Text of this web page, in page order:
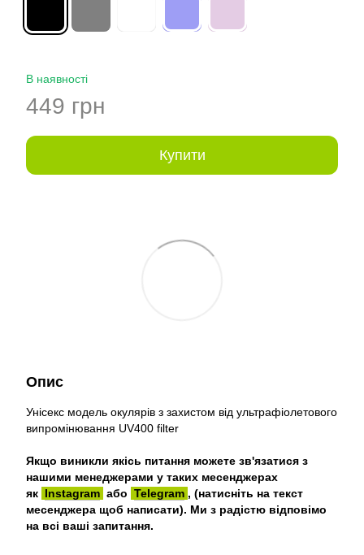
В наявності
449 грн
Купити
Опис
Унісекс модель окулярів з захистом від ультрафіолетового
випромінювання UV400 filter
Якщо виникли якісь питання можете зв'язатися з
нашими менеджерами у таких месенджерах
як Instagram або Telegram , (натисніть на текст
месенджера щоб написати). Ми з радістю відповімо
на всі ваші запитання.